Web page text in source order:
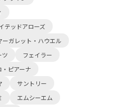
テッドアローズ
ーガレット・ハウエル
ツ
フェイラー
・ピアーナ
サントリー
エムシーエム